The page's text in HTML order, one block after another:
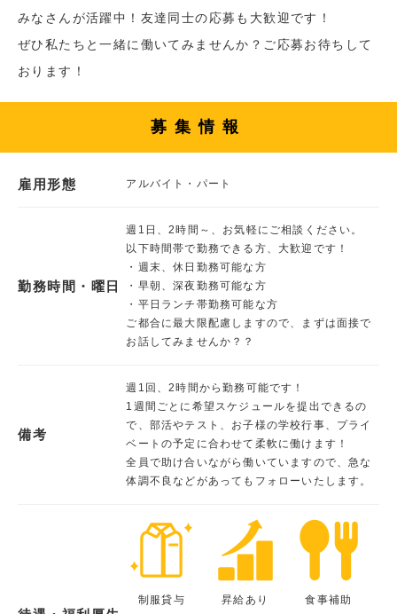
みなさんが活躍中！友達同士の応募も大歓迎です！
ぜひ私たちと一緒に働いてみませんか？ご応募お待ちして
おります！
募集情報
雇用形態 アルバイト・パート
勤務時間・曜日
週1日、2時間～、お気軽にご相談ください。
以下時間帯で勤務できる方、大歓迎です！
・週末、休日勤務可能な方
・早朝、深夜勤務可能な方
・平日ランチ帯勤務可能な方
ご都合に最大限配慮しますので、まずは面接で
お話してみませんか？？
備考
週1回、2時間から勤務可能です！
1週間ごとに希望スケジュールを提出できるの
で、部活やテスト、お子様の学校行事、プライ
ベートの予定に合わせて柔軟に働けます！
全員で助け合いながら働いていますので、急な
体調不良などがあってもフォローいたします。
制服貸与 昇給あり 食事補助